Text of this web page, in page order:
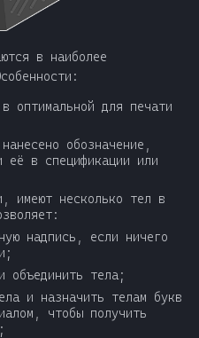
в наиболее
оптимальной для печати
обозначение,
её в спецификации или
имеют несколько тел в
надпись, если ничего
объединить тела;
и назначить телам букв
чтобы получить